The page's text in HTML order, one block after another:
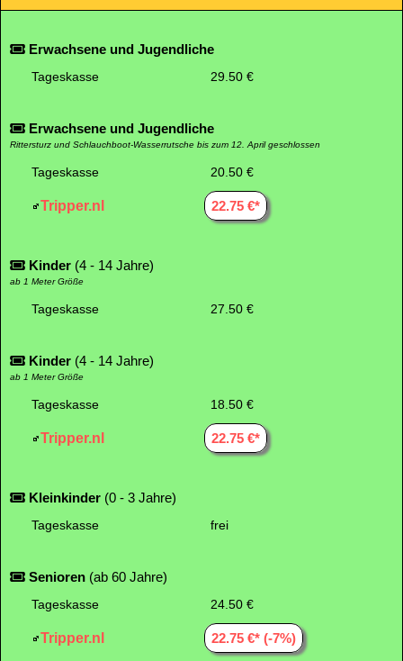
Erwachsene und Jugendliche
Tageskasse 29.50 €
Erwachsene und Jugendliche
Rittersturz und Schlauchboot-Wasserrutsche bis zum 12. April geschlossen
Tageskasse 20.50 €
Tripper.nl 22.75 €*
Kinder (4 - 14 Jahre)
ab 1 Meter Größe
Tageskasse 27.50 €
Kinder (4 - 14 Jahre)
ab 1 Meter Größe
Tageskasse 18.50 €
Tripper.nl 22.75 €*
Kleinkinder (0 - 3 Jahre)
Tageskasse frei
Senioren (ab 60 Jahre)
Tageskasse 24.50 €
Tripper.nl 22.75 €* (-7%)